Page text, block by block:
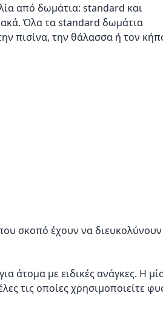
από δωμάτια: standard και
Όλα τα standard δωμάτια
πισίνα, την θάλασσα ή τον
σκοπό έχουν να διευκολύνουν
άτομα με ειδικές ανάγκες. Η
τις οποίες χρησιμοποιείτε